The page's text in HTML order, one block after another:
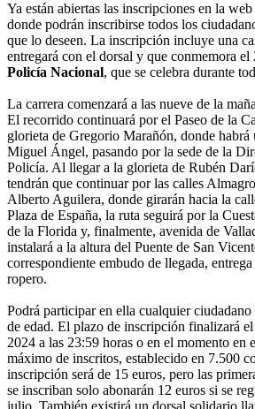
Ya están abiertas las inscripciones en la web
donde podrán inscribirse todos los
que lo deseen. La inscripción incluye una
entregará con el dorsal y que conmemora el
Policía Nacional, que se celebra durante
La carrera comenzará a las nueve de la
El recorrido continuará por el Paseo de la
glorieta de Gregorio Marañón, donde habrá
Miguel Ángel, pasando por la sede de la
Policía. Al llegar a la glorieta de Rubén
tendrán que continuar por las calles
Alberto Aguilera, donde girarán hacia la
Plaza de España, la ruta seguirá por la
de la Florida y, finalmente, avenida de
instalará a la altura del Puente de San
correspondiente embudo de llegada,
ropero.
Podrá participar en ella cualquier
de edad. El plazo de inscripción finalizará
2024 a las 23:59 horas o en el momento en
máximo de inscritos, establecido en 7.500
inscripción será de 15 euros, pero las
se inscriban solo abonarán 12 euros si se